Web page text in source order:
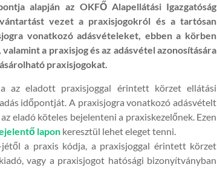
alapján az OKFŐ Alapellátási Igazgatóság
vezet a praxisjogokról és a tartósan
vonatkozó adásvételeket, ebben a körben
a praxisjog és az adásvétel azonosítására
praxisjogokat.
az eladott praxisjoggal érintett körzet ellátási
időpontját. A praxisjogra vonatkozó adásvételt
eladó köteles bejelenteni a praxiskezelőnek. Ezen
lapon keresztül lehet eleget tenni.
a praxis kódja, a praxisjoggal érintett körzet
vagy a praxisjogot hatósági bizonyítványban